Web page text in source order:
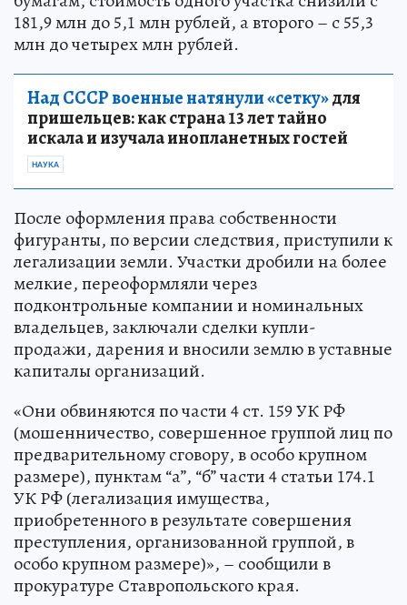
181,9 млн до 5,1 млн рублей, а второго – с 55,3
млн до четырех млн рублей.
Над СССР военные натянули «сетку»для
пришельцев: как страна 13 лет тайно
искала и изучала инопланетных гостей
НАУКА
После оформления права собственности
фигуранты, по версии следствия, приступили к
легализации земли. Участки дробили на более
мелкие, переоформляли через
подконтрольные компании и номинальных
владельцев, заключали сделки купли-
продажи, дарения и вносили землю в уставные
капиталы организаций.
«Они обвиняются по части 4 ст. 159 УК РФ
(мошенничество, совершенное группой лиц по
предварительному сговору, в особо крупном
размере), пунктам “а”, “б” части 4 статьи 174.1
УК РФ (легализация имущества,
приобретенного в результате совершения
преступления, организованной группой, в
особо крупном размере)», – сообщили в
прокуратуре Ставропольского края.